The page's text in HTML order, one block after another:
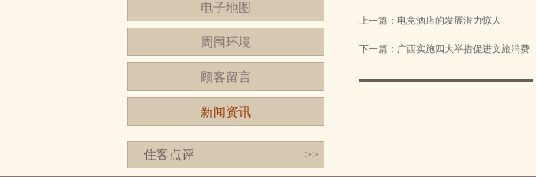
电子地图
周围环境
顾客留言
新闻资讯
住客点评 >>
上一篇： 电竞酒店的发展潜力惊人
下一篇： 广西实施四大举措促进文旅消费